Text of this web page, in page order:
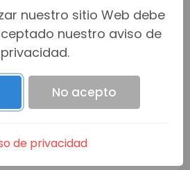
nuestro sitio Web debe
nuestro aviso de
privacidad.
No acepto
de privacidad